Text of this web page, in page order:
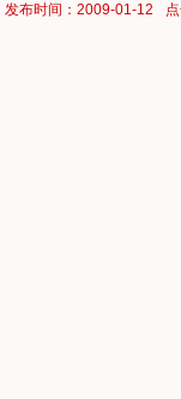
发布时间：2009-01-12